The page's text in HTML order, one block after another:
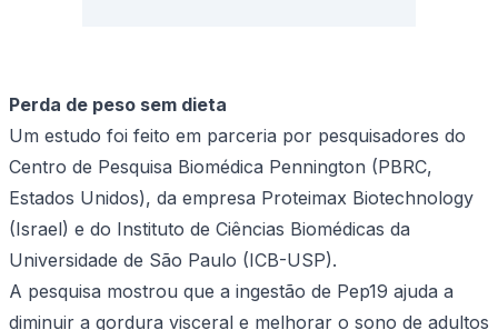
Perda de peso sem dieta
Um estudo foi feito em parceria por pesquisadores do
Centro de Pesquisa Biomédica Pennington (PBRC,
Estados Unidos), da empresa Proteimax Biotechnology
(Israel) e do Instituto de Ciências Biomédicas da
Universidade de São Paulo (ICB-USP).
A pesquisa mostrou que a ingestão de Pep19 ajuda a
diminuir a gordura visceral e melhorar o sono de adultos